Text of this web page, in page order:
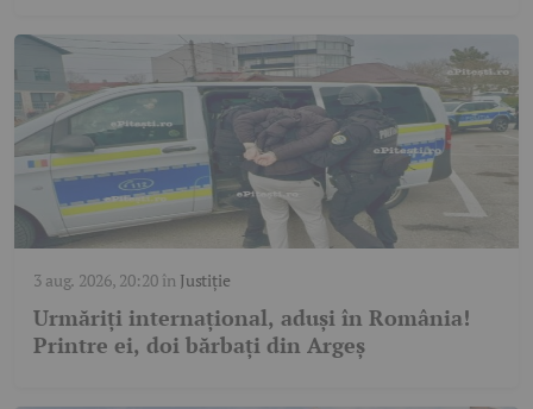
3 aug. 2026, 20:20în Justiție
Urmăriți internațional, aduși în România!
Printre ei, doi bărbați din Argeș